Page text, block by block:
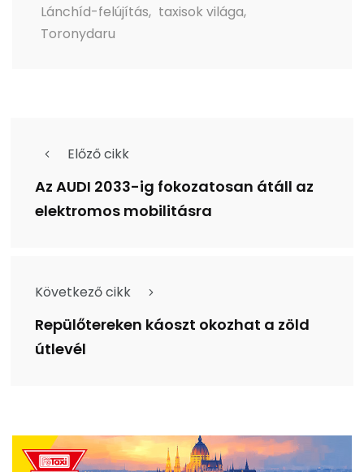
Lánchíd-felújítás, taxisok világa,
Toronydaru
Előző cikk
Az AUDI 2033-ig fokozatosan átáll az
elektromos mobilitásra
Következő cikk
Repülőtereken káoszt okozhat a zöld
útlevél